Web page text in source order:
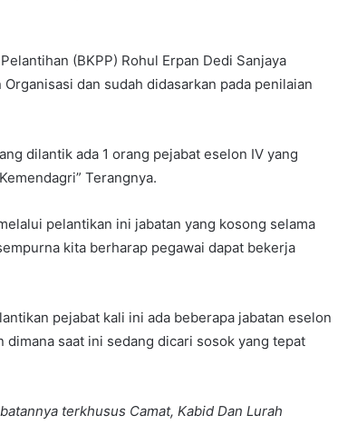
(BKPP) Rohul Erpan Dedi Sanjaya
dan sudah didasarkan pada penilaian
dilantik ada 1 orang pejabat eselon IV yang
Terangnya.
pelantikan ini jabatan yang kosong selama
kita berharap pegawai dapat bekerja
pejabat kali ini ada beberapa jabatan eselon
saat ini sedang dicari sosok yang tepat
terkhusus Camat, Kabid Dan Lurah